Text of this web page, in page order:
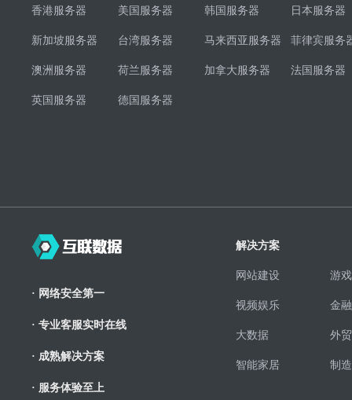
香港服务器 美国服务器 韩国服务器 日本服务器
新加坡服务器 台湾服务器 马来西亚服务器 菲律宾服务
澳洲服务器 荷兰服务器 加拿大服务器 法国服务器
英国服务器 德国服务器
· 网络安全第一
· 专业客服实时在线
· 成熟解决方案
· 服务体验至上
解决方案
网站建设 游
视频娱乐 金
大数据 外
智能家居 制